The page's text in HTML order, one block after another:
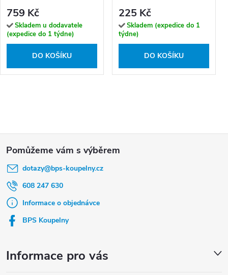
759 Kč
Skladem u dodavatele
(expedice do 1 týdne)
DO KOŠÍKU
225 Kč
Skladem (expedice do 1
týdne)
DO KOŠÍKU
dotazy@bps-koupelny.cz
608 247 630
Informace o objednávce
BPS Koupelny
Informace pro vás